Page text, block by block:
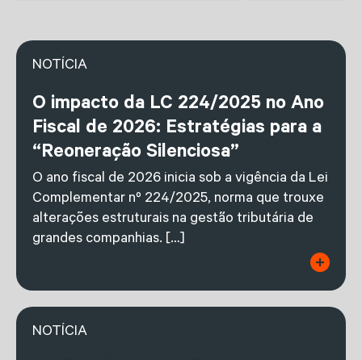
NOTÍCIA
O impacto da LC 224/2025 no Ano
Fiscal de 2026: Estratégias para a
“Reoneração Silenciosa”
O ano fiscal de 2026 inicia sob a vigência da Lei
Complementar nº 224/2025, norma que trouxe
alterações estruturais na gestão tributária de
grandes companhias. […]
NOTÍCIA